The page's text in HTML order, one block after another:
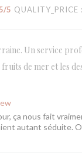
/5 QUALITY_PRICE
Un service
de mer et les
ça nous fait
autant séduite.